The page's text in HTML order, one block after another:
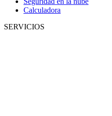
Calculadora
SERVICIOS